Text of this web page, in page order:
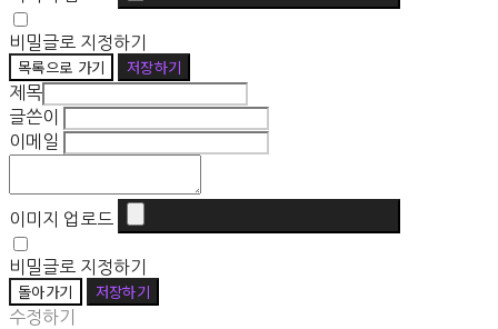
비밀글로 지정하기
목록으로 가기 저장하기
제목
글쓴이
이메일
이미지 업로드
비밀글로 지정하기
돌아가기 저장하기
수정하기